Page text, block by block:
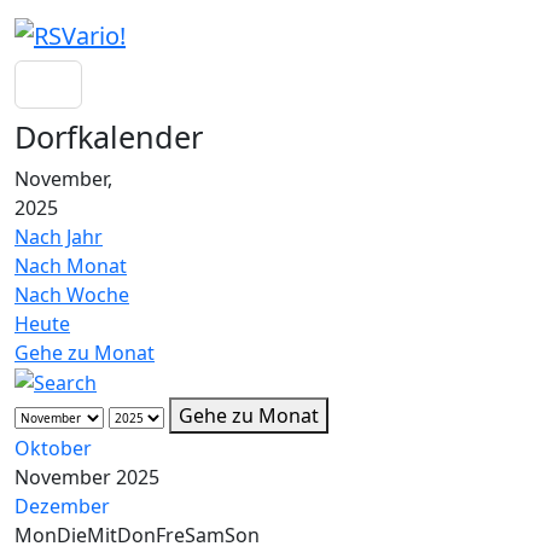
Dorfkalender
November,
2025
Nach Jahr
Nach Monat
Nach Woche
Heute
Gehe zu Monat
Gehe zu Monat
Oktober
November 2025
Dezember
MonDieMitDonFreSamSon